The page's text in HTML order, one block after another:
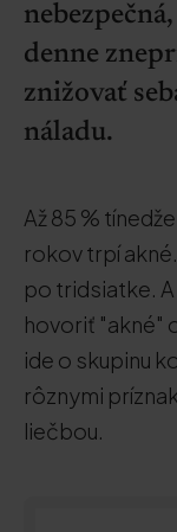
denne
znižovať
náladu.
Až 85 %
rokov trpí
po tridsiatke.
hovoriť "akné"
ide o skupinu
rôznymi
liečbou.